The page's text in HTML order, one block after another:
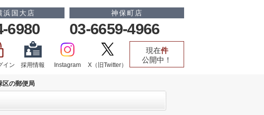
浜国大店
6980
神保町店
03-6659-4966
イン
採用情報 Instagram X（旧Twitter）
現在件
公開中！
区の郵便局